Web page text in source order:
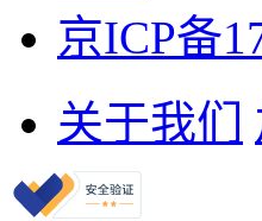
京ICP备
关于我们